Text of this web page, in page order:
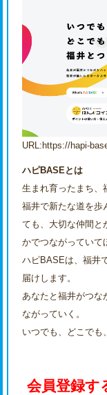
URL:https://hapi-
ハピBASEとは
生まれ育ったまち、
福井で新たな道を歩
ても、大切な仲間と
かでつながっていて
ハピBASEは、福井
届けします。
あなたと福井がつな
ながっていく。
いつでも、どこでも
会員登録す